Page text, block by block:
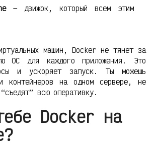
— движок, который всем этим
машин, Docker не тянет за
ОС для каждого приложения. Это
и ускоряет запуск. Ты можешь
контейнеров на одном сервере, не
всю оперативку.
Docker на